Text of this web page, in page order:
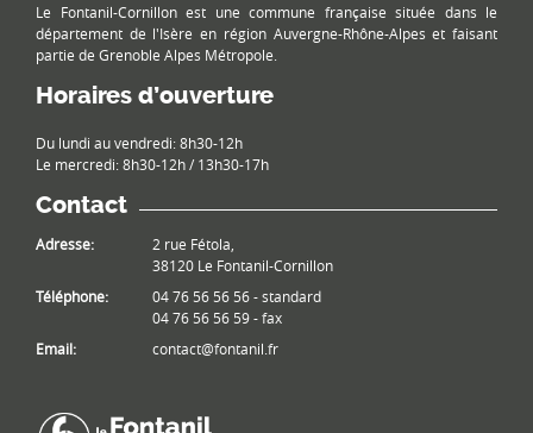
Le Fontanil-Cornillon est une commune française située dans le
département de l'Isère en région Auvergne-Rhône-Alpes et faisant
partie de Grenoble Alpes Métropole.
Horaires d’ouverture
Du lundi au vendredi: 8h30-12h
Le mercredi: 8h30-12h / 13h30-17h
Contact
Adresse:
2 rue Fétola,
38120 Le Fontanil-Cornillon
Téléphone:
04 76 56 56 56 - standard
04 76 56 56 59 - fax
Email:
contact@fontanil.fr